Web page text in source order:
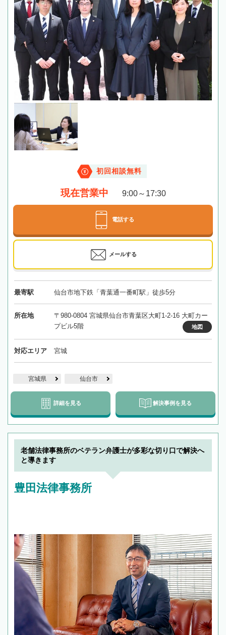
初回相談無料
現在営業中 9:00～17:30
電話する
メールする
最寄駅 仙台市地下鉄「青葉通一番町駅」徒歩5分
所在地
〒980-0804 宮城県仙台市青葉区大町1-2-16 大町カー
プビル5階
地図
対応エリア 宮城
宮城県 仙台市
詳細を見る 解決事例を見る
老舗法律事務所のベテラン弁護士が多彩な切り口で解決へ
と導きます
豊田法律事務所